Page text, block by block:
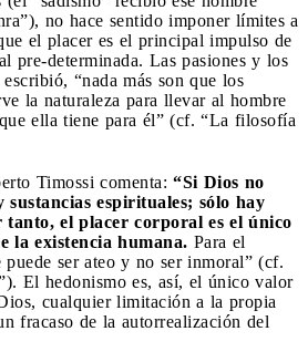
no hace sentido imponer límites a
el placer es el principal impulso de
pre-determinada. Las pasiones y los
“nada más son que los
la naturaleza para llevar al hombre
ella tiene para él” (cf. “La filosofía
Timossi comenta: “Si Dios no
sustancias espirituales; sólo hay
tanto, el placer corporal es el único
la existencia humana. Para el
puede ser ateo y no ser inmoral” (cf.
El hedonismo es, así, el único valor
cualquier limitación a la propia
fracaso de la autorrealización del